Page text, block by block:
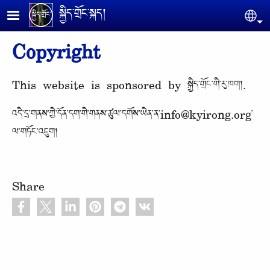
Skip to main content
སྐྱིད་གྲོང་སྐད།
Copyright
This website is sponsored by སྐྱིད་གྲོང་གི་རུ་ཁག།.
འདི་དྲ་གནས་ཀྱི་དོན་དག་གི་གནས་ཚུལ་དགོས་ཡིན་ན་info@kyirong.org་
ལ་གཏོང་འཇུག།
Share